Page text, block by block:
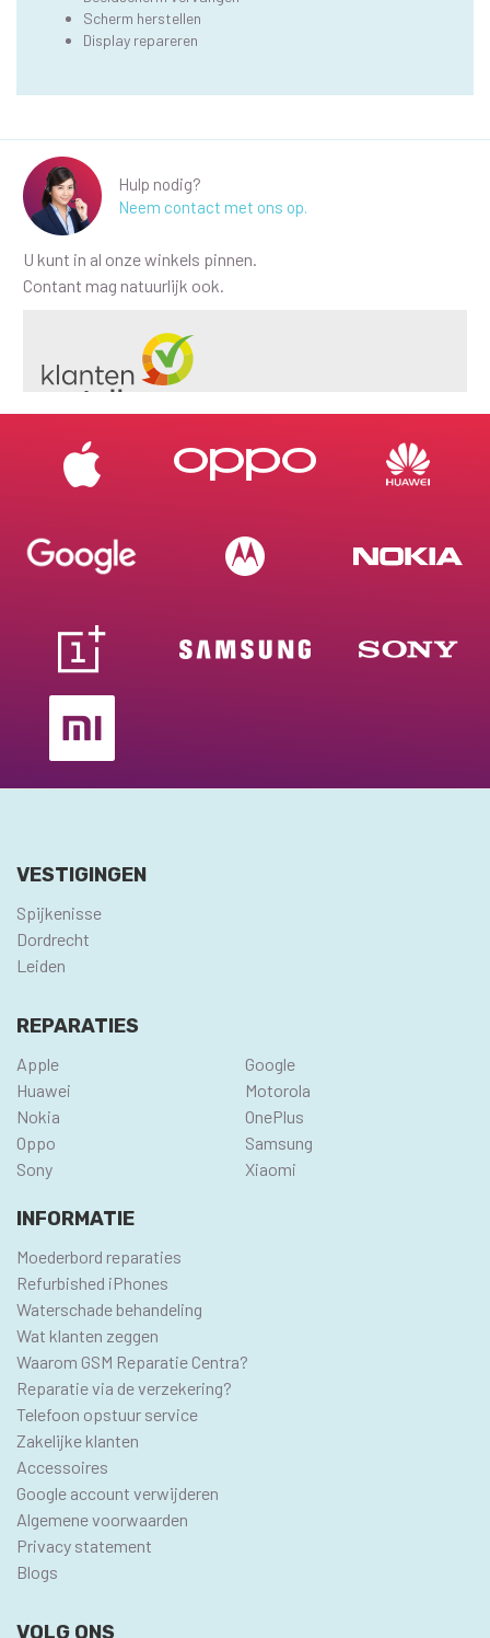
Scherm herstellen
Display repareren
Hulp nodig?
Neem contact met ons op.
U kunt in al onze winkels pinnen.
Contant mag natuurlijk ook.
VESTIGINGEN
Spijkenisse
Dordrecht
Leiden
REPARATIES
Apple
Google
Huawei
Motorola
Nokia
OnePlus
Oppo
Samsung
Sony
Xiaomi
INFORMATIE
Moederbord reparaties
Refurbished iPhones
Waterschade behandeling
Wat klanten zeggen
Waarom GSM Reparatie Centra?
Reparatie via de verzekering?
Telefoon opstuur service
Zakelijke klanten
Accessoires
Google account verwijderen
Algemene voorwaarden
Privacy statement
Blogs
VOLG ONS